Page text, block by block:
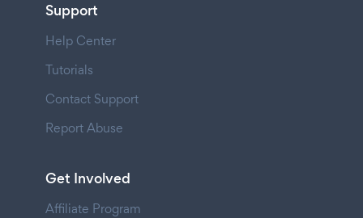
Support
Help Center
Tutorials
Contact Support
Report Abuse
Get Involved
Affiliate Program